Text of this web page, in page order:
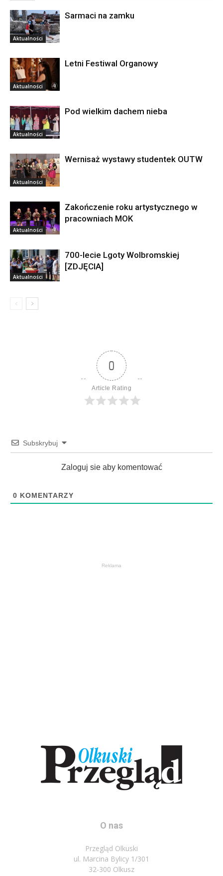
Aktualności
Sarmaci na zamku
Aktualności
Letni Festiwal Organowy
Aktualności
Pod wielkim dachem nieba
Aktualności
Wernisaż wystawy studentek OUTW
Aktualności
Zakończenie roku artystycznego w
pracowniach MOK
Aktualności
700-lecie Lgoty Wolbromskiej
[ZDJĘCIA]
0
Article Rating
Subskrybuj
Zaloguj sie aby komentować
0 KOMENTARZY
Reklama
O nas
Przegląd Olkuski
ul. Marcina Bylicy 1/301
32-300 Olkusz